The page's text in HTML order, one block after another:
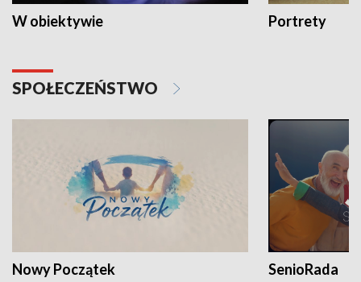
W obiektywie Portrety
SPOŁECZEŃSTWO
Nowy Początek SenioRada